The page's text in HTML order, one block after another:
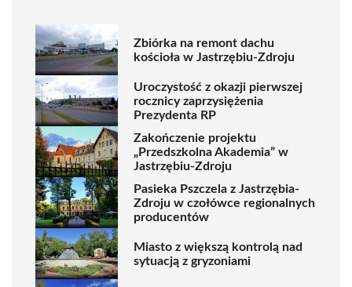
Zbiórka na remont dachu
kościoła w Jastrzębiu-Zdroju
Uroczystość z okazji pierwszej
rocznicy zaprzysiężenia
Prezydenta RP
Zakończenie projektu
„Przedszkolna Akademia” w
Jastrzębiu-Zdroju
Pasieka Pszczela z Jastrzębia-
Zdroju w czołówce regionalnych
producentów
Miasto z większą kontrolą nad
sytuacją z gryzoniami